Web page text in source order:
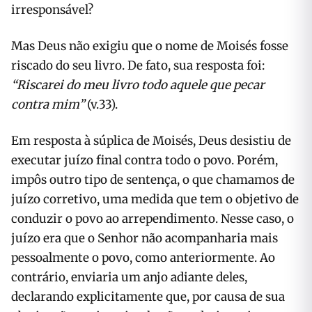
irresponsável?
Mas Deus não exigiu que o nome de Moisés fosse
riscado do seu livro. De fato, sua resposta foi:
“Riscarei do meu livro todo aquele que pecar
contra mim”(v.33).
Em resposta à súplica de Moisés, Deus desistiu de
executar juízo final contra todo o povo. Porém,
impôs outro tipo de sentença, o que chamamos de
juízo corretivo, uma medida que tem o objetivo de
conduzir o povo ao arrependimento. Nesse caso, o
juízo era que o Senhor não acompanharia mais
pessoalmente o povo, como anteriormente. Ao
contrário, enviaria um anjo adiante deles,
declarando explicitamente que, por causa de sua